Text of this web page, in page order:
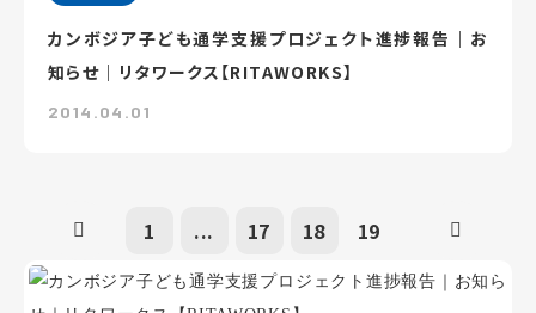
カンボジア子ども通学支援プロジェクト進捗報告｜お
知らせ｜リタワークス【RITAWORKS】
2014.04.01
1 ... 17 18 19